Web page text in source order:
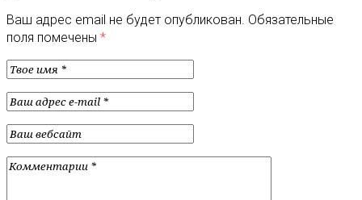
Ваш адрес email не будет опубликован. Обязательные
поля помечены *